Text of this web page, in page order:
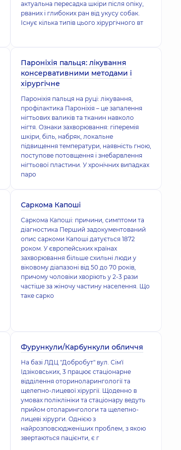
актуальна пересадка шкіри після опіку,
рваних і глибоких ран від укусу собак.
Існує кілька типів цього хірургічного вт
Пароніхія пальця: лікування
консервативними методами і
хірургічне
Пароніхія пальця на руці: лікування,
профілактика Пароніхія – це запалення
нігтьових валиків та тканин навколо
нігтя. Ознаки захворювання: гіперемія
шкіри, біль, набряк, локальне
підвищення температури, наявність гною,
поступове потовщення і знебарвлення
нігтьової пластини. У хронічних випадках
паро
Саркома Капоші
Саркома Капоші: причини, симптоми та
діагностика Перший задокументований
опис саркоми Капоші датується 1872
роком. У європейських країнах
захворювання більше схильні люди у
віковому діапазоні від 50 до 70 років,
причому чоловіки хворіють у 2-3 рази
частіше за жіночу частину населення. Що
таке сарко
Фурункули/Карбункули обличчя
На базі ЛДЦ "Добробут" вул. Сім'ї
Ідзіковських, 3 працює стаціонарне
відділення оториноларингології та
щелепно-лицевої хірургії. Щоденно в
умовах поліклініки та стаціонару ведуть
прийом отоларингологи та щелепно-
лицеві хірурги. Однією з
найрозповсюдженіших проблем, з якою
звертаються пацієнти, є г